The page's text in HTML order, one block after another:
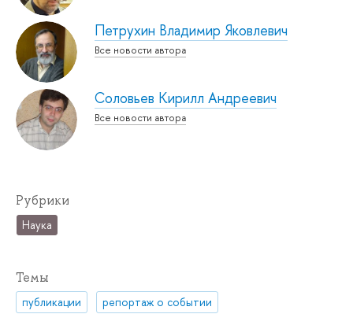
Петрухин Владимир Яковлевич
Все новости автора
Соловьев Кирилл Андреевич
Все новости автора
Рубрики
Наука
Темы
публикации репортаж о событии